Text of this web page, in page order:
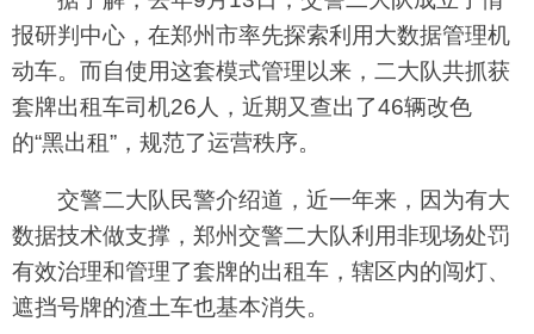
报研判中心，在郑州市率先探索利用大数据管理机
动车。而自使用这套模式管理以来，二大队共抓获
套牌出租车司机26人，近期又查出了46辆改色
的“黑出租”，规范了运营秩序。
交警二大队民警介绍道，近一年来，因为有大
数据技术做支撑，郑州交警二大队利用非现场处罚
有效治理和管理了套牌的出租车，辖区内的闯灯、
遮挡号牌的渣土车也基本消失。